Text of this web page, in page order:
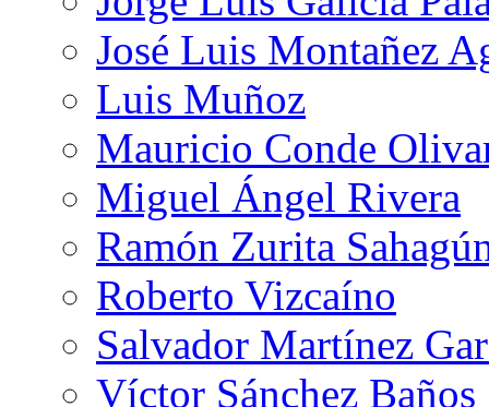
José Luis Montañez
Luis Muñoz
Mauricio Conde
Miguel Ángel Rivera
Ramón Zurita
Roberto Vizcaíno
Salvador Martínez
Víctor Sánchez Baños